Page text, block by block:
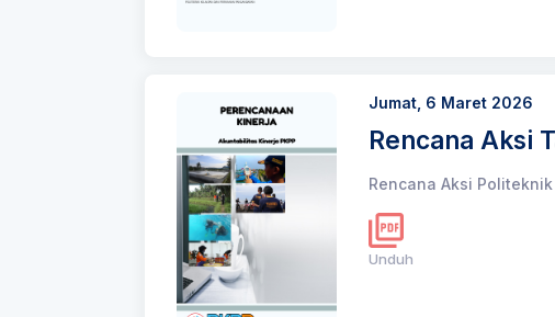
Jumat, 6 Maret 2026
Rencana Aksi
Rencana Aksi
Unduh